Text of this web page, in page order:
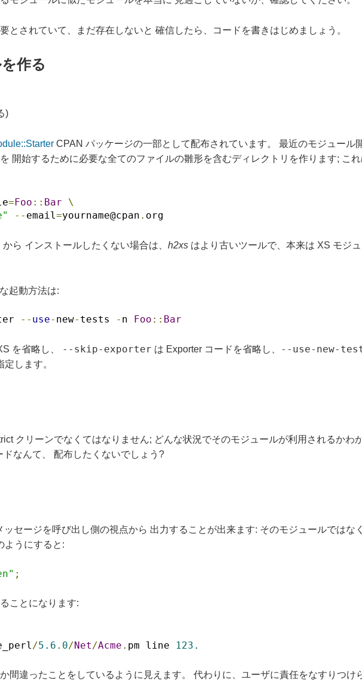
とされていて、まだ存在しないと 確信したら、コードを書きはじめましょう。
作る
)
CPAN パッケージの一部として配布されています。 最近のモジュール
開始するために必要な全てのファイルの雛形を含むディレクトリを作ります; こ
= Foo :: Bar
\
-- email=yourname@cpan . org
ら インストールしたくない場合は、h2xs はより古いツールで、本来は XS モジ
起動方法は:
-- use- new- tests - n Foo :: Bar
を省略し、 --skip-exporter は Exporter コードを省略し、 --use-new-
します。
クリーンでなくてはなりません; どんな状況でそのモジュールが利用されるかわ
なんて、 配布したくないでしょう?
セージを呼び出し側の視点から 出力することが出来ます: そのモジュールではな
ようにすると:
;
ことになります:
/5.6 . 0/Net/Acme . pm line 123.
間違ったことをしているように見えます。 代わりに、ユーザに責任をなすりつけ